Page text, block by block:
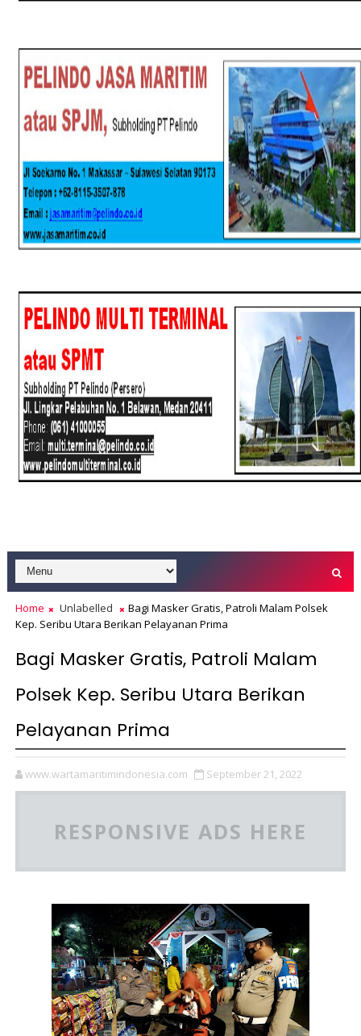
Home Unlabelled
Bagi Masker Gratis, Patroli Malam Polsek
Kep. Seribu Utara Berikan Pelayanan Prima
Bagi Masker Gratis, Patroli Malam
Polsek Kep. Seribu Utara Berikan
Pelayanan Prima
www.wartamaritimindonesia.com September 21, 2022
RESPONSIVE ADS HERE